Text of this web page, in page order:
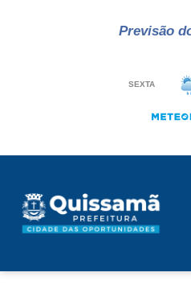
Previsão